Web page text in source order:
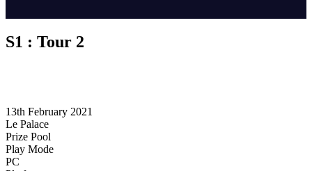
S1 : Tour 2
13th February 2021
Le Palace
Prize Pool
Play Mode
PC